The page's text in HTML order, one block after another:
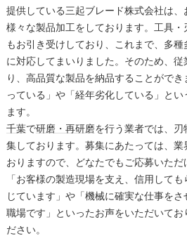
提供している三起ブレード株式会社は
様々な製品加工をしております。工具
もお引き受けしており、これまで、多
に対応してまいりました。そのため、
り、高品質な製品を納品することがで
っている」や「経年劣化している」と
ます。
千葉で研磨・再研磨を行う業者では、
集しております。募集にあたっては、
おりますので、どなたでもご応募いただ
「お客様の製造現場を支え、信用して
じています」や「機械に確実な仕事を
職場です」といったお声をいただいてお
ださい。